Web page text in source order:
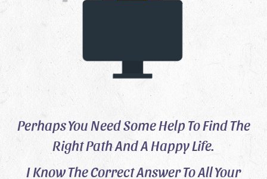
Perhaps You Need Some Help To Find The
Right Path And A Happy Life.
I Know The Correct Answer To All Your